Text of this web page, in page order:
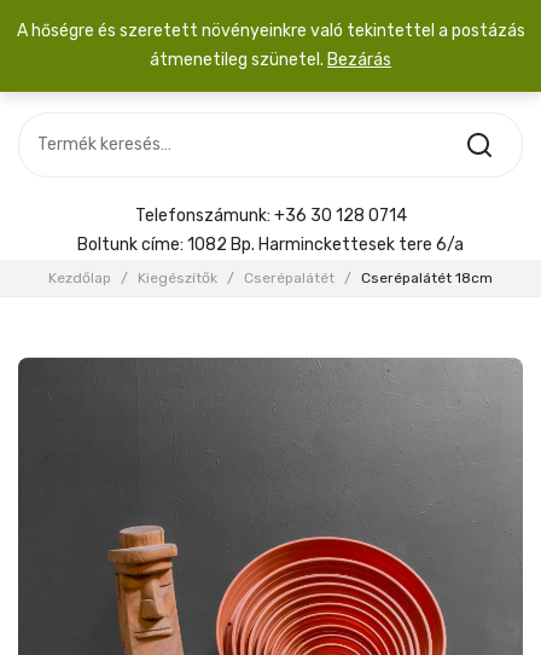
SZOBANÖVÉNY
KIEGÉSZÍTŐK
Menyasszonyi csokor
Telefonszámunk: +36 30 128 0714
Boltunk címe: 1082 Bp. Harminckettesek tere 6/a
Kezdőlap / Kiegészítők / Cserépalátét / Cserépalátét 18cm
A hőségre és szeretett növényeinkre való tekintettel a postázás
átmenetileg szünetel. Bezárás